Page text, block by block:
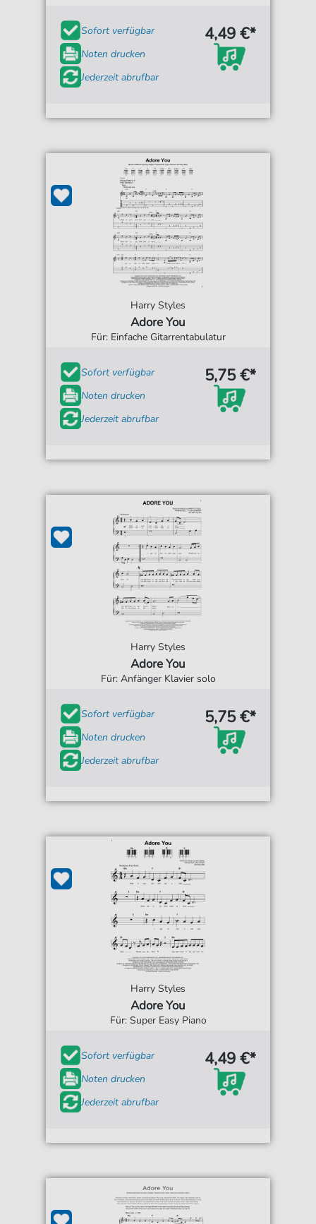
Sofort verfügbar
Noten drucken
Jederzeit abrufbar
4,49 €*
Harry Styles
Adore You
Für: Einfache Gitarrentabulatur
Sofort verfügbar
Noten drucken
Jederzeit abrufbar
5,75 €*
Harry Styles
Adore You
Für: Anfänger Klavier solo
Sofort verfügbar
Noten drucken
Jederzeit abrufbar
5,75 €*
Harry Styles
Adore You
Für: Super Easy Piano
Sofort verfügbar
Noten drucken
Jederzeit abrufbar
4,49 €*